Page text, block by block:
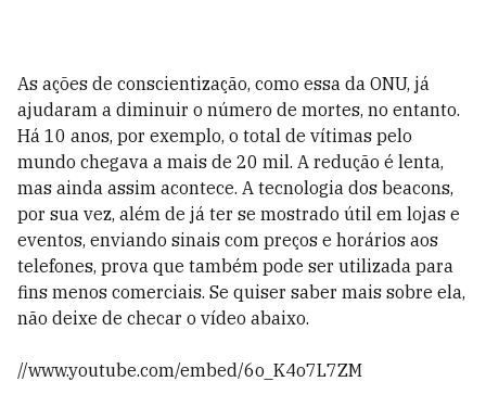
As ações de conscientização, como essa da ONU, já
ajudaram a diminuir o número de mortes, no entanto.
Há 10 anos, por exemplo, o total de vítimas pelo
mundo chegava a mais de 20 mil. A redução é lenta,
mas ainda assim acontece. A tecnologia dos beacons,
por sua vez, além de já ter se mostrado útil em lojas e
eventos, enviando sinais com preços e horários aos
telefones, prova que também pode ser utilizada para
fins menos comerciais. Se quiser saber mais sobre ela,
não deixe de checar o vídeo abaixo.
//www.youtube.com/embed/6o_K4o7L7ZM